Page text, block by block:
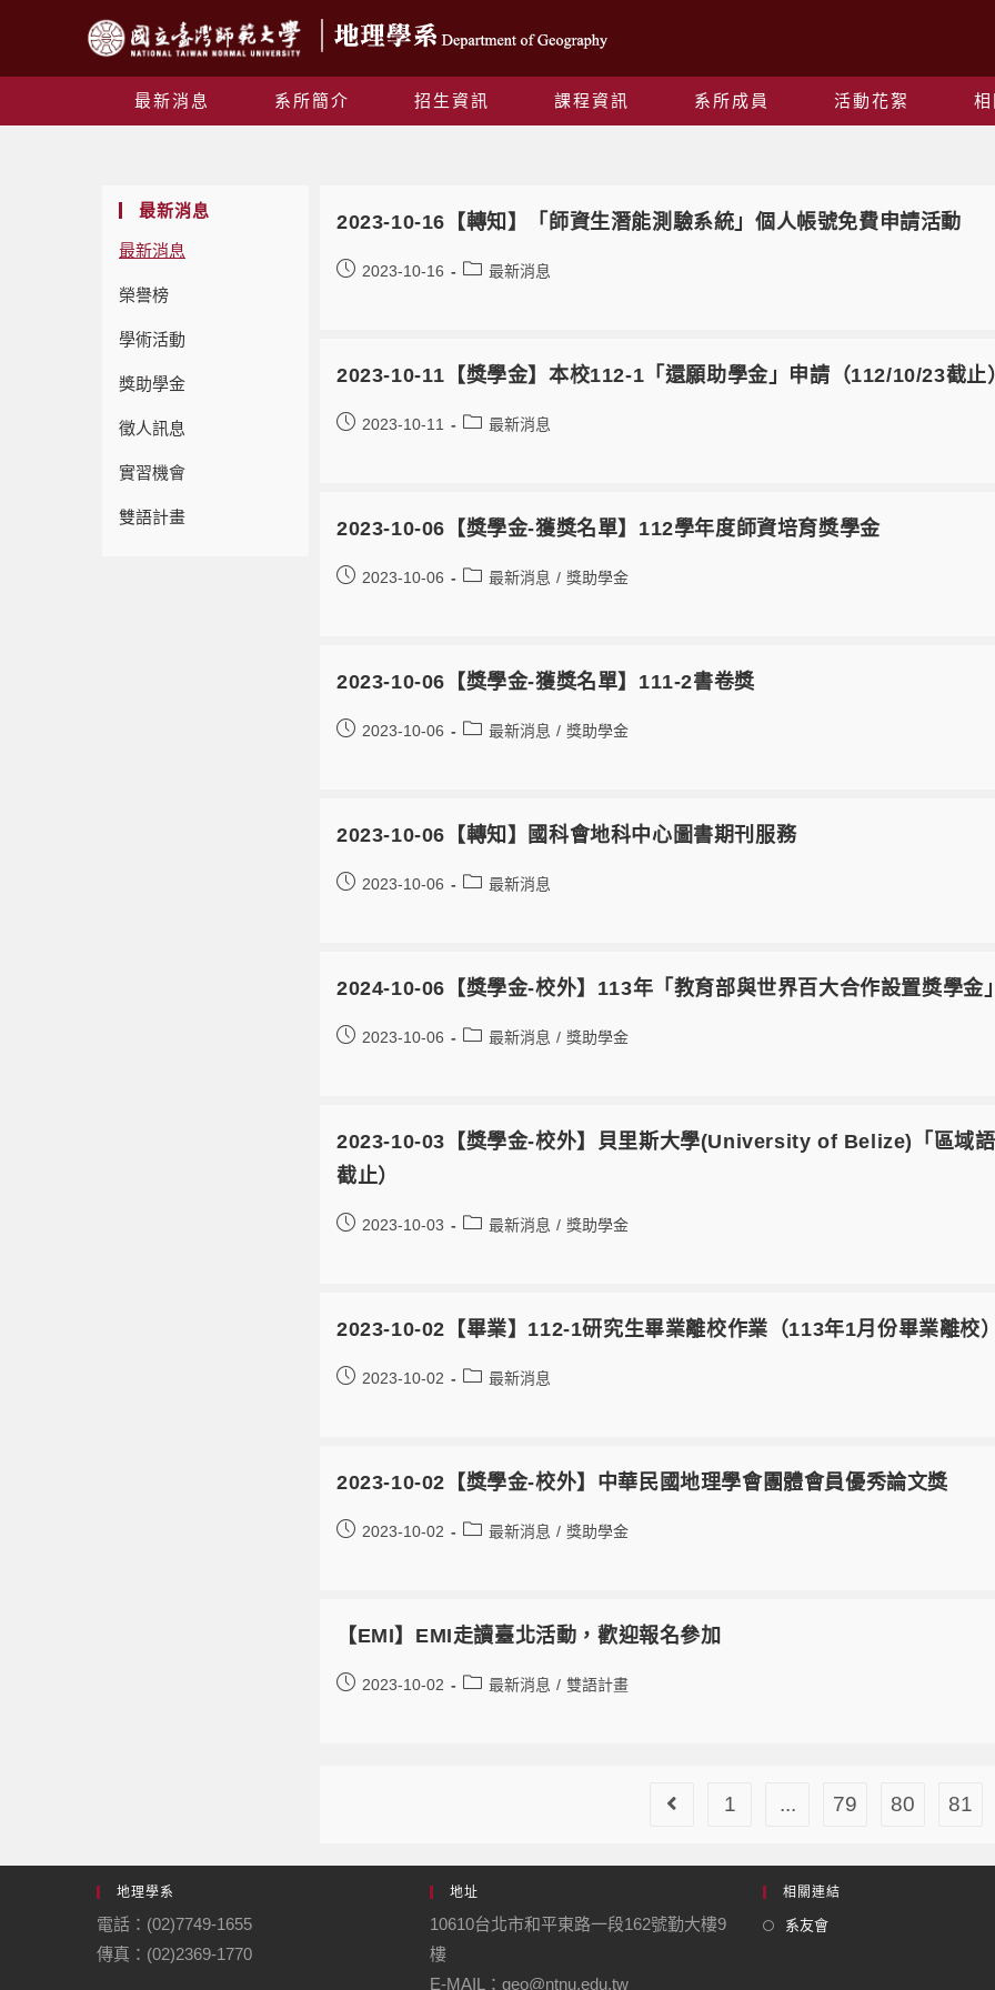
最新消息 系所簡介 招生資訊 課程資訊 系所成員 活動花絮
最新消息
最新消息
榮譽榜
學術活動
獎助學金
徵人訊息
實習機會
雙語計畫
2023-10-16【轉知】「師資生潛能測驗系統」個人帳號免費申請活動
2023-10-16 最新消息
2023-10-11【獎學金】本校112-1「還願助學金」申請（112/10/23截止
2023-10-11 最新消息
2023-10-06【獎學金-獲獎名單】112學年度師資培育獎學金
2023-10-06 最新消息 / 獎助學金
2023-10-06【獎學金-獲獎名單】111-2書卷獎
2023-10-06 最新消息 / 獎助學金
2023-10-06【轉知】國科會地科中心圖書期刊服務
2023-10-06 最新消息
2024-10-06【獎學金-校外】113年「教育部與世界百大合作設置獎學金
2023-10-06 最新消息 / 獎助學金
2023-10-03【獎學金-校外】貝里斯大學(University of Belize)「區域
截止）
2023-10-03 最新消息 / 獎助學金
2023-10-02【畢業】112-1研究生畢業離校作業（113年1月份畢業離校
2023-10-02 最新消息
2023-10-02【獎學金-校外】中華民國地理學會團體會員優秀論文獎
2023-10-02 最新消息 / 獎助學金
【EMI】EMI走讀臺北活動，歡迎報名參加
2023-10-02 最新消息 / 雙語計畫
1 ... 79 80 81
地理學系
電話：(02)7749-1655
傳真：(02)2369-1770
地址
10610台北市和平東路一段162號勤大樓9
樓
E-MAIL：geo@ntnu.edu.tw
相關連結
系友會